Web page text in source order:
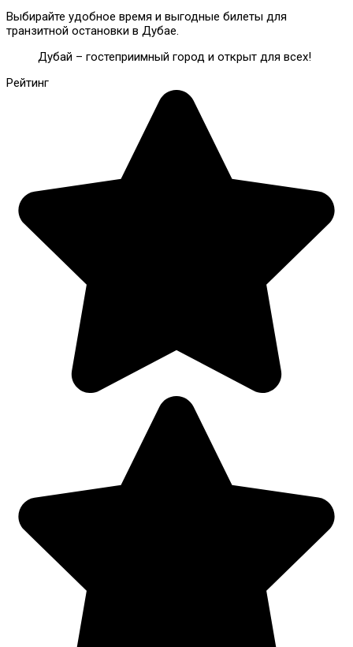
Выбирайте удобное время и выгодные билеты для
транзитной остановки в Дубае.
Дубай – гостеприимный город и открыт для всех!
Рейтинг